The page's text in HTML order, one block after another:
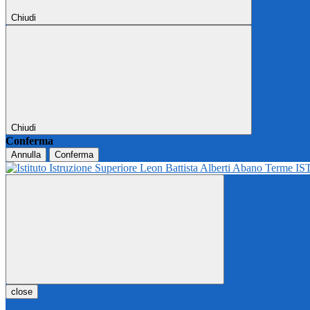
Chiudi
Chiudi
Conferma
Annulla Conferma
close